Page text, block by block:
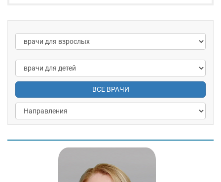
ВСЕ ВРАЧИ